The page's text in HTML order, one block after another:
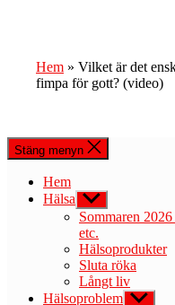
Hem » Vilket är det
fimpa för gott? (video)
Stäng menyn
Hem
Hälsa Visa
undermeny
Sommaren
etc.
Hälsoprodukter
Sluta röka
Långt liv
Hälsoproblem Visa